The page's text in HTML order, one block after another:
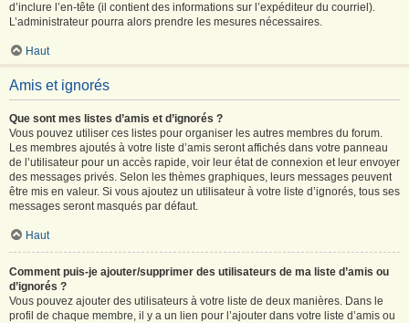
d’inclure l’en-tête (il contient des informations sur l’expéditeur du courriel).
L’administrateur pourra alors prendre les mesures nécessaires.
Haut
Amis et ignorés
Que sont mes listes d’amis et d’ignorés ?
Vous pouvez utiliser ces listes pour organiser les autres membres du forum.
Les membres ajoutés à votre liste d’amis seront affichés dans votre panneau
de l’utilisateur pour un accès rapide, voir leur état de connexion et leur envoyer
des messages privés. Selon les thèmes graphiques, leurs messages peuvent
être mis en valeur. Si vous ajoutez un utilisateur à votre liste d’ignorés, tous ses
messages seront masqués par défaut.
Haut
Comment puis-je ajouter/supprimer des utilisateurs de ma liste d’amis ou
d’ignorés ?
Vous pouvez ajouter des utilisateurs à votre liste de deux manières. Dans le
profil de chaque membre, il y a un lien pour l’ajouter dans votre liste d’amis ou